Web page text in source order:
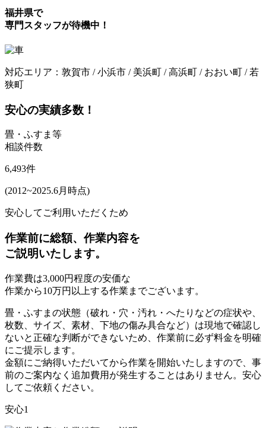
福井県で
専門スタッフが待機中！
対応エリア： 敦賀市 / 小浜市 / 美浜町 / 高浜町 / おおい町 / 若
狭町
安心の実績多数！
畳・ふすま等
相談件数
6,493件
(2012~2025.6月時点)
安心してご利用いただくため
作業前に総額、作業内容を
ご説明いたします。
作業費は3,000円程度の安価な
作業から10万円以上する作業までございます。
畳・ふすまの状態（破れ・穴・汚れ・へたりなどの症状や、
枚数、サイズ、素材、下地の傷み具合など）は現地で確認し
ないと正確な判断ができないため、作業前に必ず料金を明確
にご提示します。
金額にご納得いただいてから作業を開始いたしますので、事
前のご案内なく追加費用が発生することはありません。安心
してご依頼ください。
安心1